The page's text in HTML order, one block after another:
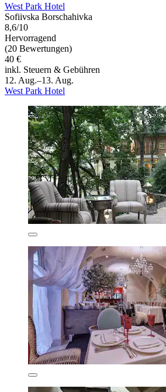
West Park Hotel
Sofiivska Borschahivka
8,6/10
Hervorragend
(20 Bewertungen)
40 €
inkl. Steuern & Gebühren
12. Aug.–13. Aug.
West Park Hotel